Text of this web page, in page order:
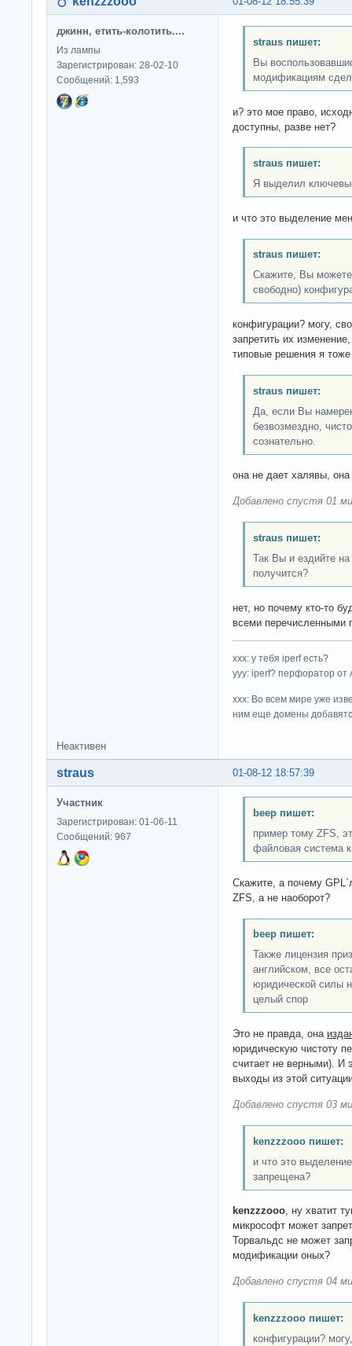
джинн, етить-колотить....
Из лампы
Зарегистрирован: 28-02-10
Сообщений: 1,593
straus пишет:
Вы
модификациям
и? это мое право,
доступны, разве нет?
straus пишет:
Я выделил
и что это выделение
straus пишет:
Скажите, Вы можете
свободно)
конфигурации? могу,
запретить их
типовые решения я
straus пишет:
Да, если Вы
безвозмездно,
сознательно.
она не дает халявы,
Добавлено спустя 01
straus пишет:
Так Вы и ездийте
получится?
нет, но почему кто-то
всеми перечисленными
ххх: у тебя iperf есть?
yyy: iperf? перфоратор от
xxx: Во всем мире уже
ним еще домены
Неактивен
01-08-12 18:57:39
straus
Участник
Зарегистрирован: 01-06-11
Сообщений: 967
beep пишет:
пример тому ZFS,
файловая система
Скажите, а почему
ZFS, а не наоборот?
beep пишет:
Также лицензия
английском, все
юридической силы
целый спор
Это не правда, она
юридическую чистоту
считает не верными). И
выходы из этой
Добавлено спустя 03
kenzzzooo пишет:
и что это
запрещена?
kenzzzooo, ну хватит
микрософт может
Торвальдс не может
модификации оных?
Добавлено спустя 04
kenzzzooo пишет:
конфигурации?